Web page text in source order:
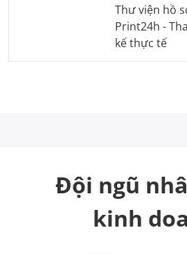
Thư viện hồ
Print24h -
kế thực tế
Đội ngũ
kinh